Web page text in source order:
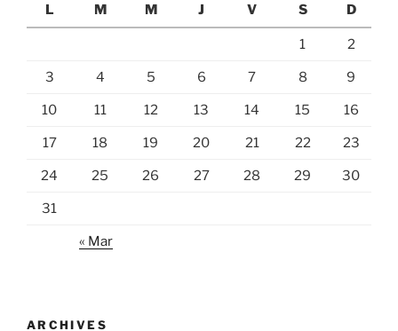
L
M M J V S D
1 2
3 4 5 6 7 8 9
10 11 12 13 14 15 16
17 18 19 20 21 22 23
24 25 26 27 28 29 30
31
« Mar
ARCHIVES